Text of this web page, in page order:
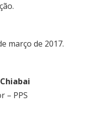
março de 2017.
– PPS